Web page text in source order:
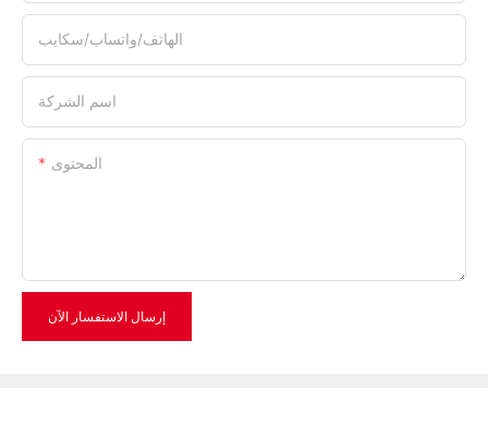
الهاتف/واتساب/سكايب
اسم الشركة
المحتوى
إرسال الاستفسار الآن